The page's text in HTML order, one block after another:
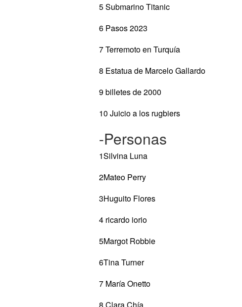
5 Submarino Titanic
6 Pasos 2023
7 Terremoto en Turquía
8 Estatua de Marcelo Gallardo
9 billetes de 2000
10 Juicio a los rugbiers
-Personas
1Silvina Luna
2Mateo Perry
3Huguito Flores
4 ricardo iorio
5Margot Robbie
6Tina Turner
7 María Onetto
8 Clara Chía